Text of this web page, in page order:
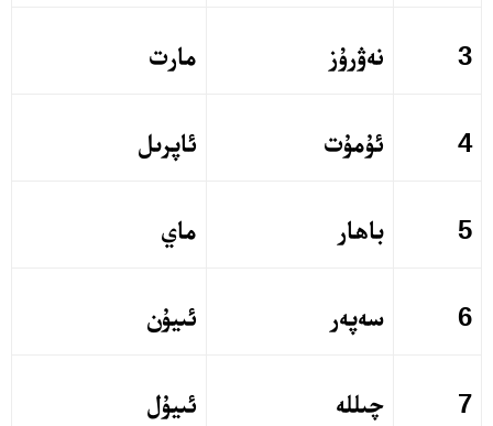
3 نەۋرۇز مارت
4 ئۇمۇت ئاپرىل
5 باھار ماي
6 سەپەر ئىيۇن
7 چىللە ئىيۇل